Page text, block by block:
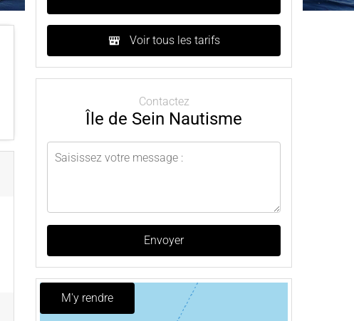
Voir tous les tarifs
Contactez
Île de Sein Nautisme
Envoyer
M'y rendre